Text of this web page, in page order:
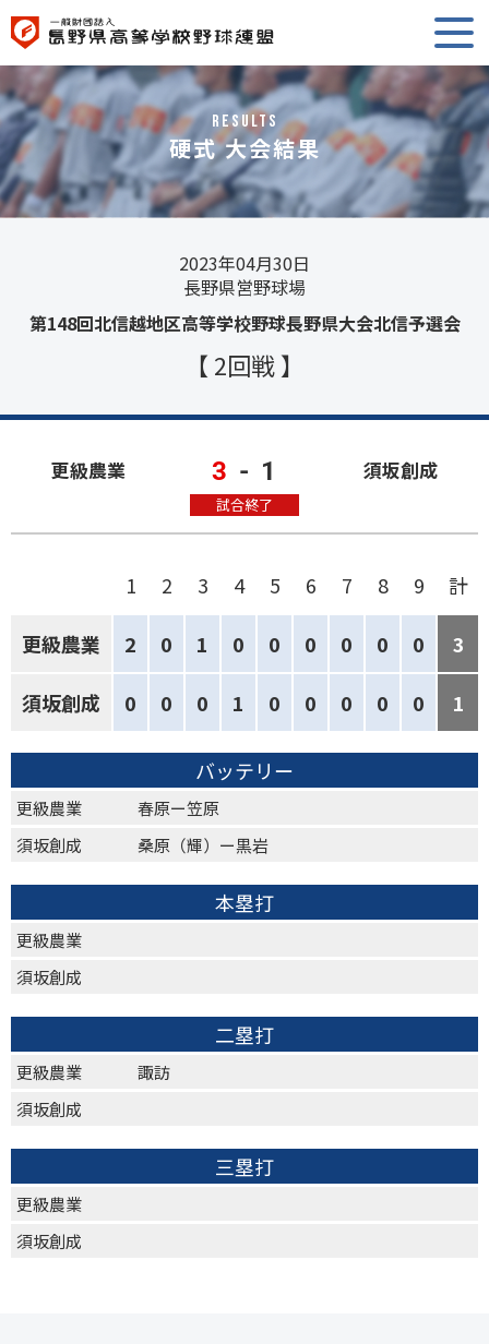
RESULTS
硬式 大会結果
2023年04月30日
長野県営野球場
第148回北信越地区高等学校野球長野県大会北信予選会
【 2回戦 】
更級農業 3 - 1
試合終了
須坂創成
1 2 3 4 5 6 7 8 9 計
更級農業 2 0 1 0 0 0 0 0 0 3
須坂創成 0 0 0 1 0 0 0 0 0 1
バッテリー
更級農業
春原ー笠原
須坂創成
桑原（輝）ー黒岩
本塁打
更級農業
須坂創成
二塁打
更級農業
諏訪
須坂創成
三塁打
更級農業
須坂創成